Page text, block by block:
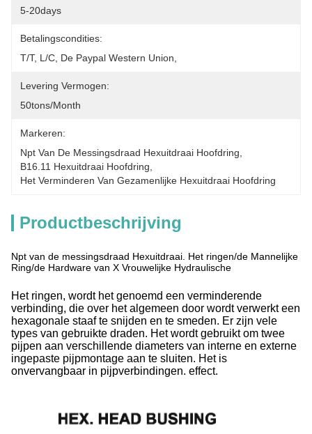
5-20days
Betalingscondities:
T/T, L/C, De Paypal Western Union,
Levering Vermogen:
50tons/month
Markeren:
Npt Van De Messingsdraad Hexuitdraai Hoofdring
B16.11 Hexuitdraai Hoofdring
Het Verminderen Van Gezamenlijke Hexuitdraai Hoofdring
Productbeschrijving
Npt van de messingsdraad Hexuitdraai. Het ringen/de Mannelijke
Ring/de Hardware van X Vrouwelijke Hydraulische
Het ringen, wordt het genoemd een verminderende
verbinding, die over het algemeen door wordt verwerkt een
hexagonale staaf te snijden en te smeden. Er zijn vele
types van gebruikte draden. Het wordt gebruikt om twee
pijpen aan verschillende diameters van interne en externe
ingepaste pijpmontage aan te sluiten. Het is
onvervangbaar in pijpverbindingen. effect.